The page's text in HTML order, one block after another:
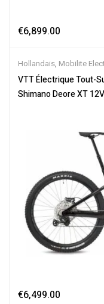
€6,899.00
Hollandais, Mobilite
Tout-Suspendus,Vélo
Électriques
VTT Électrique Tout-
Shimano Deore XT
€6,499.00